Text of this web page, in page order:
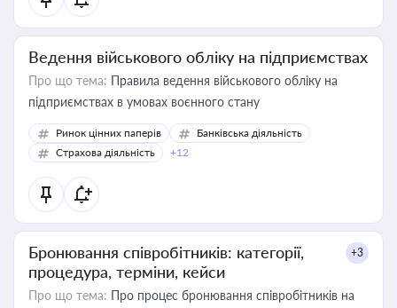
Ведення військового обліку на підприємствах
Про що тема: Правила ведення військового обліку на
підприємствах в умовах воєнного стану
Ринок цінних паперів
Банківська діяльність
Страхова діяльність
+12
Бронювання співробітників: категорії,
процедура, терміни, кейси
+3
Про що тема: Про процес бронювання співробітників на